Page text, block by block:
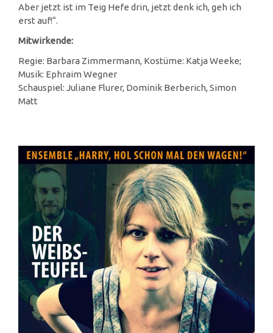
Aber jetzt ist im Teig Hefe drin, jetzt denk ich, geh ich
erst auf!“.
Mitwirkende:
Regie: Barbara Zimmermann, Kostüme: Katja Weeke;
Musik: Ephraim Wegner
Schauspiel: Juliane Flurer, Dominik Berberich, Simon
Matt